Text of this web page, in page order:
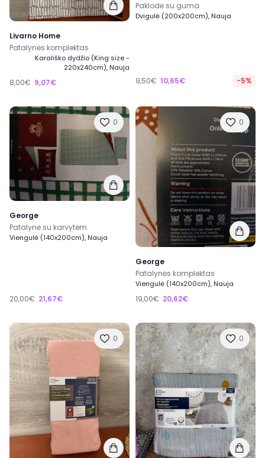
Livarno Home
Patalynės komplektas
Karališko dydžio (King size -
220x240cm), Nauja
8,00€ 9,07€
Paklodė su guma
Dvigulė (200x200cm), Nauja
9,50€ 10,65€ -5%
0
George
Patalynė su karvytem
Viengulė (140x200cm), Nauja
20,00€ 21,67€
0
George
Patalynės komplektas
Viengulė (140x200cm), Nauja
19,00€ 20,62€
0 0